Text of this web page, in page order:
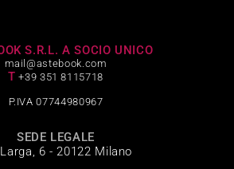
S.R.L. A SOCIO UNICO
mail@astebook.com
T +39 351 8115718
P.IVA 07744980967
SEDE LEGALE
6 - 20122 Milano